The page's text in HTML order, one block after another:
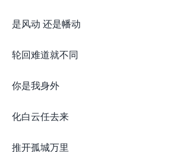
是风动 还是幡动
轮回难道就不同
你是我身外
化白云任去来
推开孤城万里